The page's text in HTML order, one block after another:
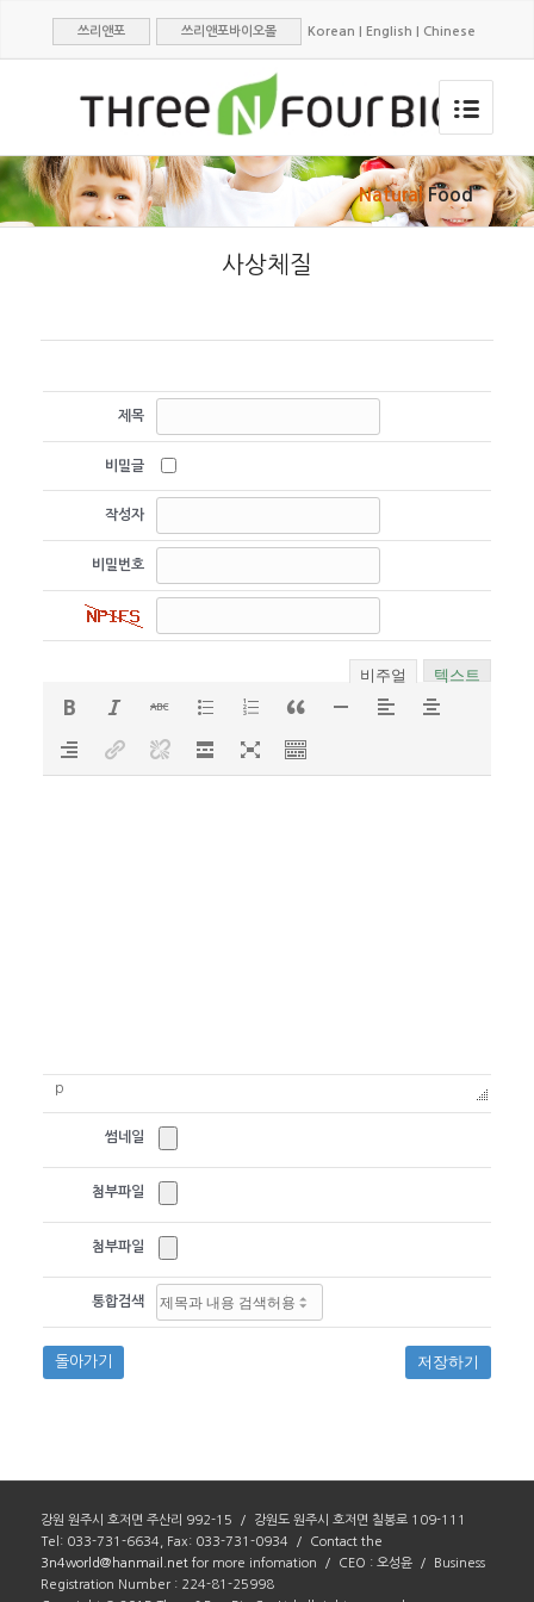
쓰리앤포 쓰리앤포바이오몰 Korean English Chinese
NaturalFood
사상체질
제목
비밀글
작성자
비밀번호
텍스트
비주얼
p
썸네일
첨부파일
첨부파일
통합검색
돌아가기 저장하기
강원 원주시 호저면 주산리 992-15 / 강원도 원주시 호저면 칠봉로 109-111
Tel: 033-731-6634, Fax: 033-731-0934 / Contact the
3n4world@hanmail.netfor more infomation / CEO : 오성윤 / Business
Registration Number : 224-81-25998